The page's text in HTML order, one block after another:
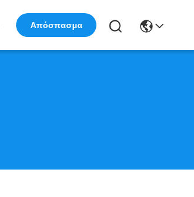
Απόσπασμα